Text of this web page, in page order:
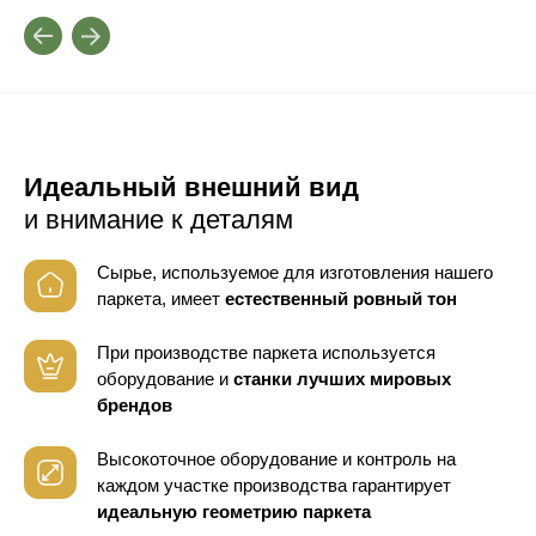
Идеальный внешний вид
и внимание к деталям
Сырье, используемое для изготовления нашего
паркета, имеет естественный ровный тон
При производстве паркета используется
оборудование и станки лучших мировых
брендов
Высокоточное оборудование и контроль на
каждом участке производства гарантирует
идеальную геометрию паркета